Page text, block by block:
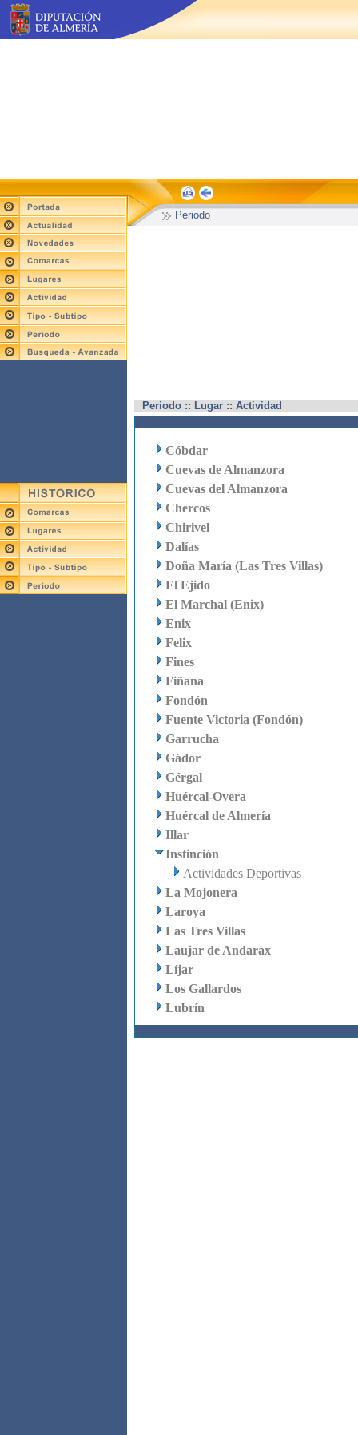
Periodo
Periodo :: Lugar :: Actividad
Cóbdar
Cuevas de Almanzora
Cuevas del Almanzora
Chercos
Chirivel
Dalías
Doña María (Las Tres Villas)
El Ejido
El Marchal (Enix)
Enix
Felix
Fines
Fiñana
Fondón
Fuente Victoria (Fondón)
Garrucha
Gádor
Gérgal
Huércal-Overa
Huércal de Almería
Illar
Instinción
Actividades Deportivas
La Mojonera
Laroya
Las Tres Villas
Laujar de Andarax
Líjar
Los Gallardos
Lubrín